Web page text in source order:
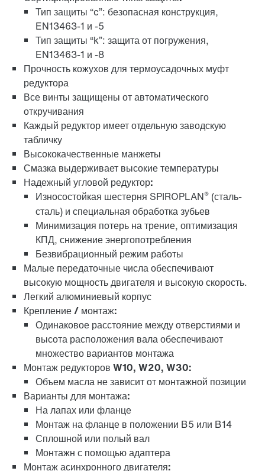
Защита поверхности и коррозии
адаптер
Тип защиты “c”: безопасная конструкция,
EN13463-1 и -5
Тип защиты “k”: защита от погружения,
EN13463-1 и -8
Прочность кожухов для термоусадочных муфт
редуктора
Все винты защищены от автоматического
откручивания
Каждый редуктор имеет отдельную заводскую
табличку
Высококачественные манжеты
Смазка выдерживает высокие температуры
Надежный угловой редуктор:
Износостойкая шестерня SPIROPLAN® (сталь-
сталь) и специальная обработка зубьев
Минимизация потерь на трение, оптимизация
КПД, снижение энергопотребления
Безвибрационный режим работы
Малые передаточные числа обеспечивают
высокую мощность двигателя и высокую скорость.
Легкий алюминиевый корпус
Крепление / монтаж:
Одинаковое расстояние между отверстиями и
высота расположения вала обеспечивают
множество вариантов монтажа
Монтаж редукторов W10, W20, W30:
Объем масла не зависит от монтажной позиции
Варианты для монтажа:
На лапах или фланце
Монтаж на фланце в положении B5 или B14
Сплошной или полый вал
Монтажн с помощью адаптера
Монтаж асинхронного двигателя: